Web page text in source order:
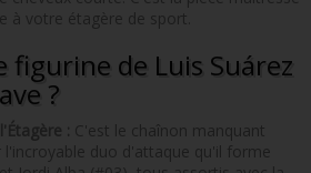
à votre étagère de sport.
figurine de Luis Suárez
?
: C'est le chaînon manquant
duo d'attaque qu'il forme